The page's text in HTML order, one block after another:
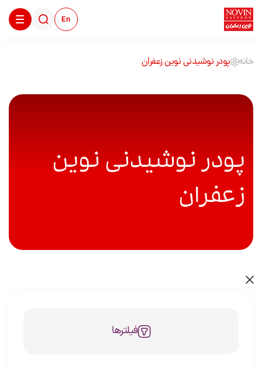
En
خانه پودر نوشیدنی نوین زعفران
پودر نوشیدنی نوین
زعفران
فیلترها